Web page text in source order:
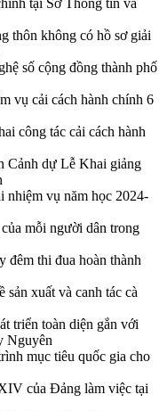
tại Sở Thông tin và
thôn không có hồ sơ giải
số cộng đồng thành phố
vụ cải cách hành chính 6
công tác cải cách hành
Cảnh dự Lễ Khai giảng
nhiệm vụ năm học 2024-
mỗi người dân trong
đêm thi đua hoàn thành
sản xuất và canh tác cà
triển toàn diện gắn với
Nguyên
mục tiêu quốc gia cho
của Đảng làm việc tại